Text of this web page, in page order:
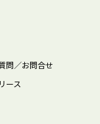
問／お問合せ
ース